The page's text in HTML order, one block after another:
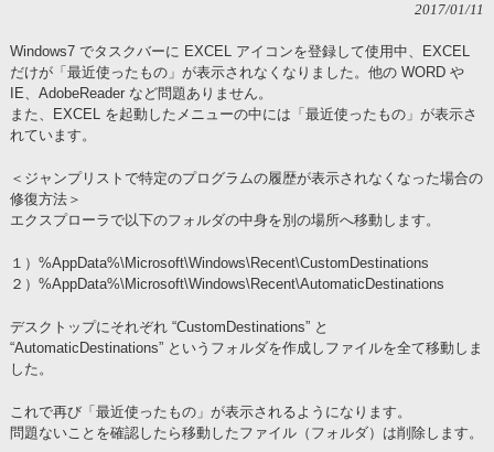
2017/01/11
Windows7 でタスクバーに EXCEL アイコンを登録して使用中、EXCEL
だけが「最近使ったもの」が表示されなくなりました。他の WORD や
IE、AdobeReader など問題ありません。
また、EXCEL を起動したメニューの中には「最近使ったもの」が表示さ
れています。
＜ジャンプリストで特定のプログラムの履歴が表示されなくなった場合の
修復方法＞
エクスプローラで以下のフォルダの中身を別の場所へ移動します。
１）%AppData%\Microsoft\Windows\Recent\CustomDestinations
２）%AppData%\Microsoft\Windows\Recent\AutomaticDestinations
デスクトップにそれぞれ “CustomDestinations” と
“AutomaticDestinations” というフォルダを作成しファイルを全て移動しま
した。
これで再び「最近使ったもの」が表示されるようになります。
問題ないことを確認したら移動したファイル（フォルダ）は削除します。